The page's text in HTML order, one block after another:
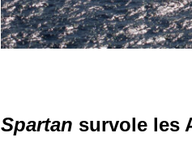
Spartan survole les